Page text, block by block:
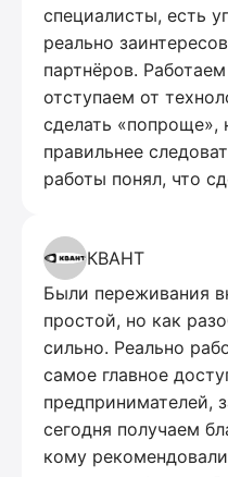
специалисты, есть
реально
партнёров.
отступаем от
сделать «попроще»,
правильнее
работы понял, что
КВАНТ
Были переживания
простой, но как
сильно. Реально
самое главное
предпринимателей,
сегодня получаем
кому